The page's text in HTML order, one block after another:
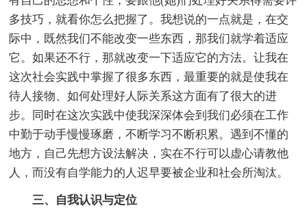
多技巧，就看你怎么把握了。我想说的一点就是，在交
际中，既然我们不能改变一些东西，那我们就学着适应
它。如果还不行，那就改变一下适应它的方法。让我在
这次社会实践中掌握了很多东西，最重要的就是使我在
待人接物、如何处理好人际关系这方面有了很大的进
步。同时在这次实践中使我深深体会到我们必须在工作
中勤于动手慢慢琢磨，不断学习不断积累。遇到不懂的
地方，自己先想方设法解决，实在不行可以虚心请教他
人，而没有自学能力的人迟早要被企业和社会所淘汰。
三、自我认识与定位